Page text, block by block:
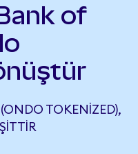
of
TOKENIZED),